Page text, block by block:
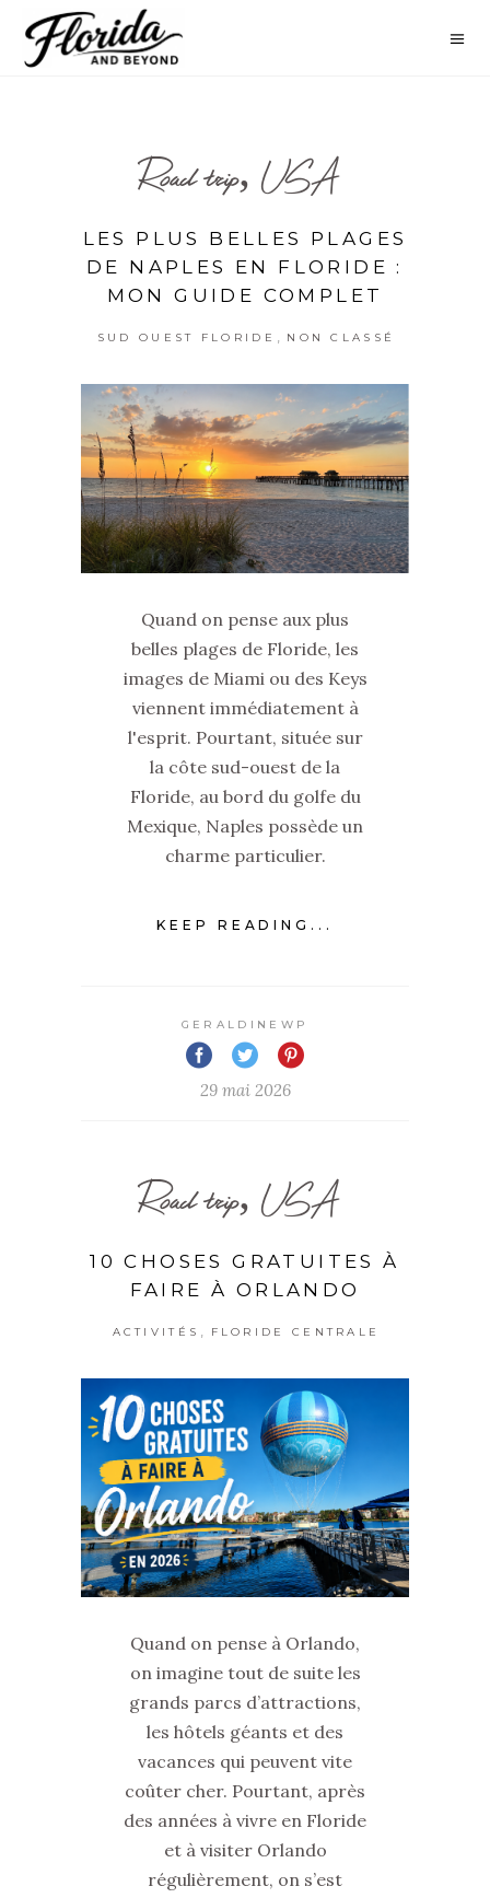
Road trip, USA
LES PLUS BELLES PLAGES
DE NAPLES EN FLORIDE :
MON GUIDE COMPLET
SUD OUEST FLORIDE NON CLASSÉ
Quand on pense aux plus
belles plages de Floride, les
images de Miami ou des Keys
viennent immédiatement à
l'esprit. Pourtant, située sur
la côte sud-ouest de la
Floride, au bord du golfe du
Mexique, Naples possède un
charme particulier.
KEEP READING...
GERALDINEWP
29 mai 2026
Road trip, USA
10 CHOSES GRATUITES À
FAIRE À ORLANDO
ACTIVITÉS , FLORIDE CENTRALE
Quand on pense à Orlando,
on imagine tout de suite les
grands parcs d’attractions,
les hôtels géants et des
vacances qui peuvent vite
coûter cher. Pourtant, après
des années à vivre en Floride
et à visiter Orlando
régulièrement, on s’est